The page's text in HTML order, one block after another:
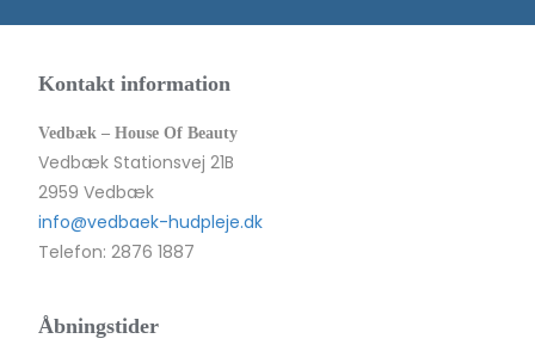
Kontakt information
Vedbæk – House Of Beauty
Vedbæk Stationsvej 21B
2959 Vedbæk
info@vedbaek-hudpleje.dk
Telefon: 2876 1887
Åbningstider